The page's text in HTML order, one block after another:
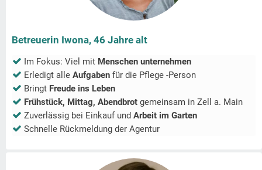
Betreuerin Iwona, 46 Jahre alt
Im Fokus: Viel mit Menschen unternehmen
Erledigt alle Aufgaben für die Pflege -Person
Bringt Freude ins Leben
Frühstück, Mittag, Abendbrot gemeinsam in Zell a. Main
Zuverlässig bei Einkauf und Arbeit im Garten
Schnelle Rückmeldung der Agentur